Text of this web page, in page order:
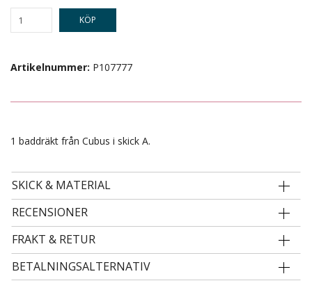
KÖP
Artikelnummer: P107777
1 baddräkt från Cubus i skick A.
SKICK & MATERIAL
RECENSIONER
FRAKT & RETUR
BETALNINGSALTERNATIV